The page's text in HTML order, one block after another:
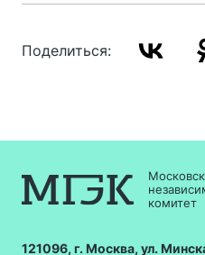
Поделиться:
комитет
121096, г. Москва, ул.